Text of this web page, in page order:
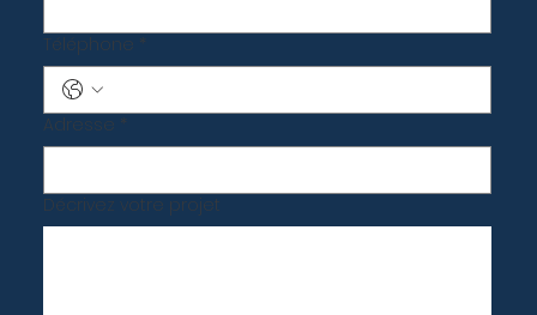
Téléphone *
Adresse *
Décrivez votre projet